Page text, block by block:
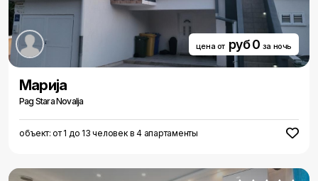
цена от руб 0 за ночь
Мариjа
Pag Stara Novalja
объект: от 1 до 13 человек в 4 апартаменты